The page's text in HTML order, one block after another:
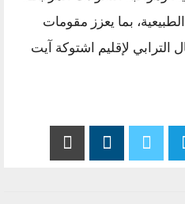
بما يعزز مقومات
الترابي لإقليم اشتوكة آيت